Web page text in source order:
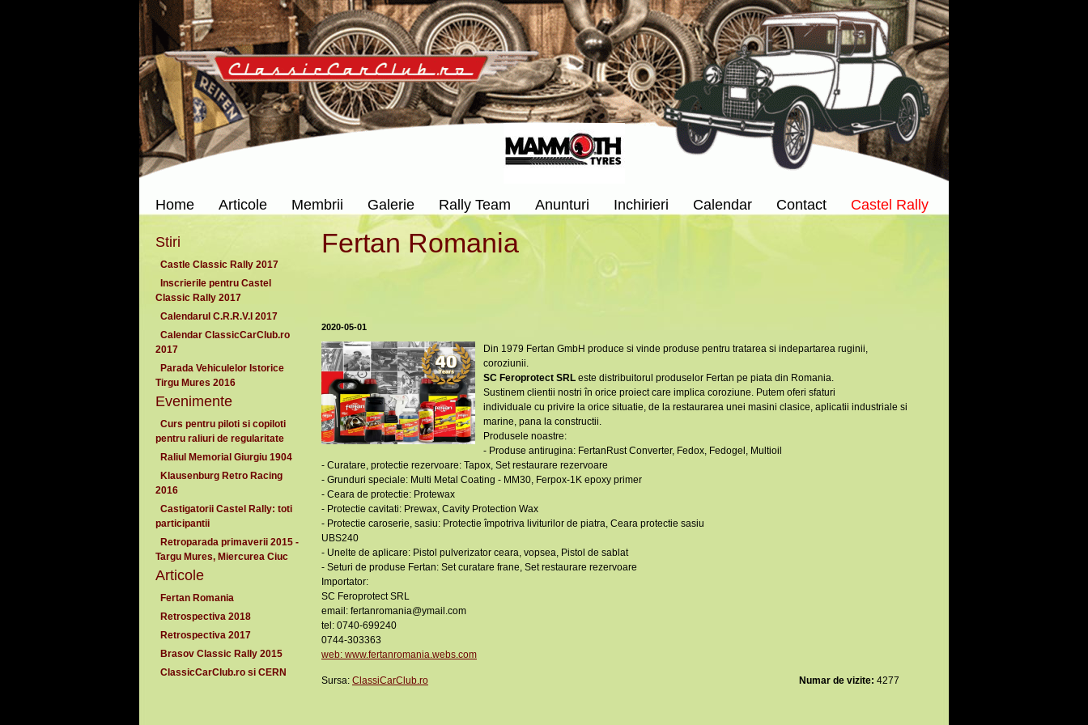
Home Articole Membrii Galerie Rally Team Anunturi Inchirieri Calendar Contact Castel Rally
Stiri
Castle Classic Rally 2017
Inscrierile pentru Castel
Classic Rally 2017
Calendarul C.R.R.V.I 2017
Calendar ClassicCarClub.ro
2017
Parada Vehiculelor Istorice
Tirgu Mures 2016
Evenimente
Curs pentru piloti si copiloti
pentru raliuri de regularitate
Raliul Memorial Giurgiu 1904
Klausenburg Retro Racing
2016
Castigatorii Castel Rally: toti
participantii
Retroparada primaverii 2015 -
Targu Mures, Miercurea Ciuc
Articole
Fertan Romania
Retrospectiva 2018
Retrospectiva 2017
Brasov Classic Rally 2015
ClassicCarClub.ro si CERN
Fertan Romania
2020-05-01
Din 1979 Fertan GmbH produce si vinde produse pentru tratarea si indepartarea ruginii,
coroziunii.
SC Feroprotect SRL este distribuitorul produselor Fertan pe piata din Romania.
Sustinem clientii nostri în orice proiect care implica coroziune. Putem oferi sfaturi
individuale cu privire la orice situatie, de la restaurarea unei masini clasice, aplicatii industriale si
marine, pana la constructii.
Produsele noastre:
- Produse antirugina: FertanRust Converter, Fedox, Fedogel, Multioil
- Curatare, protectie rezervoare: Tapox, Set restaurare rezervoare
- Grunduri speciale: Multi Metal Coating - MM30, Ferpox-1K epoxy primer
- Ceara de protectie: Protewax
- Protectie cavitati: Prewax, Cavity Protection Wax
- Protectie caroserie, sasiu: Protectie împotriva liviturilor de piatra, Ceara protectie sasiu
UBS240
- Unelte de aplicare: Pistol pulverizator ceara, vopsea, Pistol de sablat
- Seturi de produse Fertan: Set curatare frane, Set restaurare rezervoare
Importator:
SC Feroprotect SRL
email: fertanromania@ymail.com
tel: 0740-699240
0744-303363
web: www.fertanromania.webs.com
Sursa: ClassiCarClub.ro Numar de vizite: 4277